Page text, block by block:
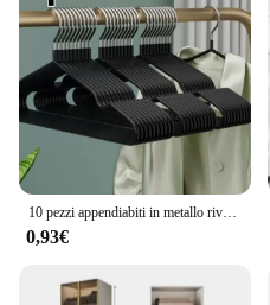
10 pezzi appendiabiti in metallo rivestito antiscivolo appendiabiti per impieghi gravosi appendiabiti per camicia in metallo con tacche rotonde per il vestito
0,93€